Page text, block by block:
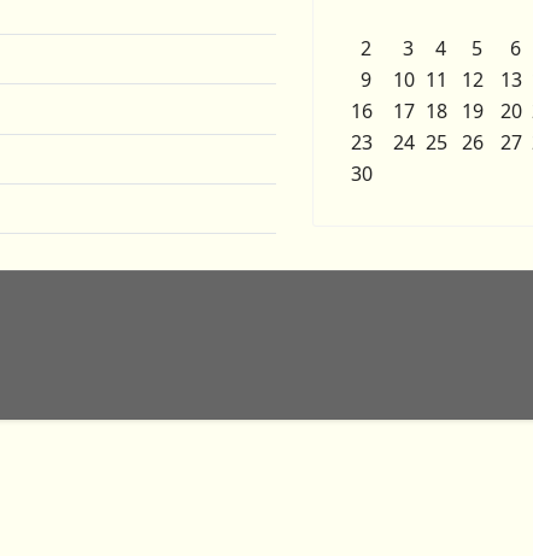
2
3 4 5 6
9
10 11 12 13
16
17 18 19 20
23
24 25 26 27
30